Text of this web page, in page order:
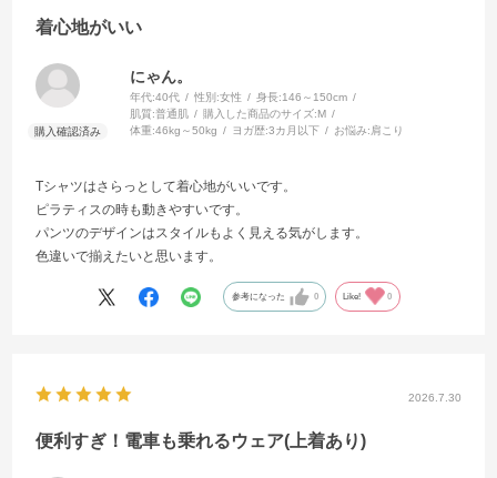
着心地がいい
にゃん。
年代:40代 性別:女性 身長:146～150cm
肌質:普通肌 購入した商品のサイズ:M
体重:46kg～50kg ヨガ歴:3カ月以下 お悩み:肩こり
Tシャツはさらっとして着心地がいいです。
ピラティスの時も動きやすいです。
パンツのデザインはスタイルもよく見える気がします。
色違いで揃えたいと思います。
参考になった 0 Like! 0
2026.7.30
便利すぎ！電車も乗れるウェア(上着あり)